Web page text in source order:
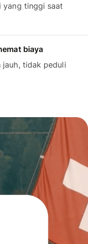
tinggi saat
biaya
jauh, tidak peduli